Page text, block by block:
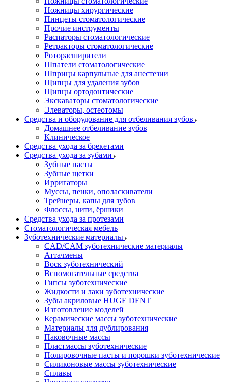
Ножницы хирургические
Пинцеты стоматологические
Прочие инструменты
Распаторы стоматологические
Ретракторы стоматологические
Роторасширители
Шпатели стоматологические
Шприцы карпульные для анестезии
Щипцы для удаления зубов
Щипцы ортодонтические
Экскаваторы стоматологические
Элеваторы, остеотомы
Средства и оборудование для отбеливания зубов
Домашнее отбеливание зубов
Клиническое
Средства ухода за брекетами
Средства ухода за зубами
Зубные пасты
Зубные щетки
Ирригаторы
Муссы, пенки, ополаскиватели
Трейнеры, капы для зубов
Флоссы, нити, ёршики
Средства ухода за протезами
Стоматологическая мебель
Зуботехнические материалы
CAD/CAM зуботехнические материалы
Аттачмены
Воск зуботехнический
Вспомогательные средства
Гипсы зуботехнические
Жидкости и лаки зуботехнические
Зубы акриловые HUGE DENT
Изготовление моделей
Керамические массы зуботехнические
Материалы для дублирования
Паковочные массы
Пластмассы зуботехнические
Полировочные пасты и порошки зуботехнические
Силиконовые массы зуботехнические
Сплавы